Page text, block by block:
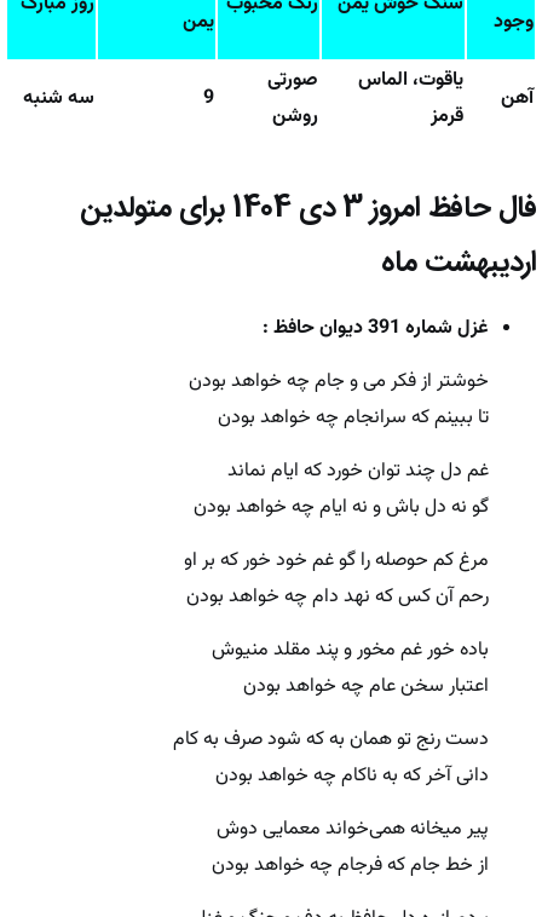
وجود
یمن
آهن
یاقوت، الماس
قرمز
صورتی
روشن
9 سه شنبه
فال حافظ امروز3 دی 1404
برای متولدین
اردیبهشت ماه
غزل شماره 391 دیوان حافظ :
خوشتر از فکر می و جام چه خواهد بودن
تا ببینم که سرانجام چه خواهد بودن
غم دل چند توان خورد که ایام نماند
گو نه دل باش و نه ایام چه خواهد بودن
مرغ کم حوصله را گو غم خود خور که بر او
رحم آن کس که نهد دام چه خواهد بودن
باده خور غم مخور و پند مقلد منیوش
اعتبار سخن عام چه خواهد بودن
دست رنج تو همان به که شود صرف به کام
دانی آخر که به ناکام چه خواهد بودن
پیر میخانه همی‌خواند معمایی دوش
از خط جام که فرجام چه خواهد بودن